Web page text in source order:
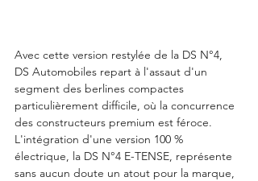
Avec cette version restylée de la DS N°4,
DS Automobiles repart à l'assaut d'un
segment des berlines compactes
particulièrement difficile, où la concurrence
des constructeurs premium est féroce.
L'intégration d'une version 100 %
électrique, la DS N°4 E-TENSE, représente
sans aucun doute un atout pour la marque,